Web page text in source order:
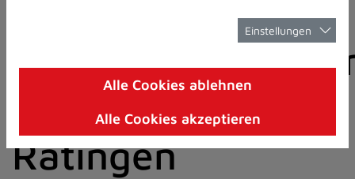
8)
I)
der Stadt
Ratingen
Einstellungen
Alle Cookies ablehnen
Alle Cookies akzeptieren